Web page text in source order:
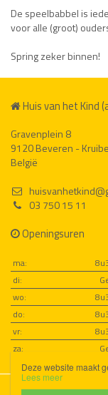
De speelbabbel is
voor alle (groot)
Spring zeker binnen!
Huis van het Kind
Gravenplein 8
9120 Beveren -
België
03 750 15 11
Openingsuren
ma:
di:
wo:
do:
vr:
za:
zo:
Disclaimer
Deze website maakt
Lees meer